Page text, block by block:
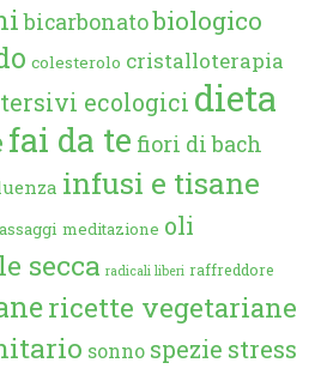
bicarbonatobiologico
colesterolo cristalloterapia
ecologici dieta
fai da te fiori di bach
infusi e tisane
meditazione oli
secca radicali liberi raffreddore
ricette vegetariane
sonno spezie stress